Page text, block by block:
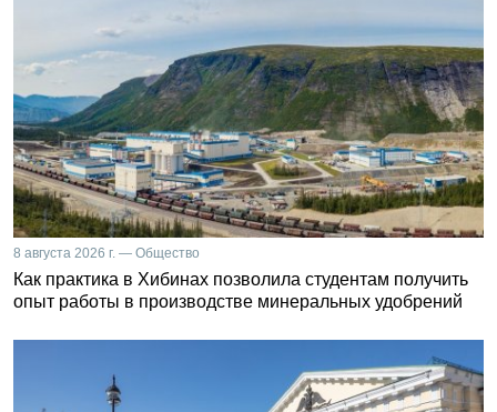
8 августа 2026 г. — Общество
Как практика в Хибинах позволила студентам получить
опыт работы в производстве минеральных удобрений